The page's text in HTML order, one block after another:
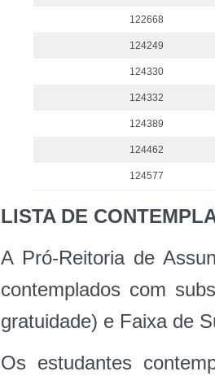
122668
124249
124330
124332
124389
124462
124577
LISTA DE
A Pró-Reitoria de
contemplados com
gratuidade) e Faixa de
Os estudantes